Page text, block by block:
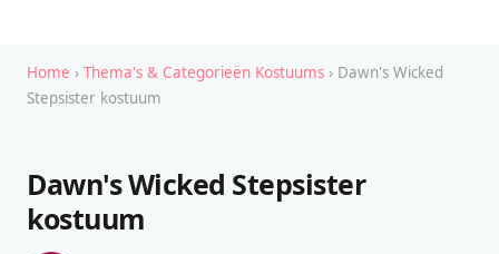
Home › Thema's & Categorieën Kostuums › Dawn's Wicked
Stepsister kostuum
Dawn's Wicked Stepsister
kostuum